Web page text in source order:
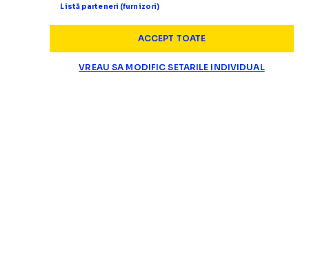
Listă parteneri (furnizori)
ACCEPT TOATE
VREAU SA MODIFIC SETARILE INDIVIDUAL